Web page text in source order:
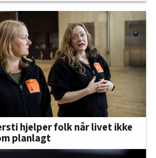
hjelper folk når livet ikke
planlagt